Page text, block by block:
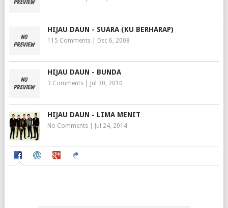
HIJAU DAUN - SUARA (KU BERHARAP)
115 Comments| Dec 6, 2008
HIJAU DAUN - BUNDA
3 Comments| Jul 30, 2010
HIJAU DAUN - LIMA MENIT
No Comments| Jul 24, 2014